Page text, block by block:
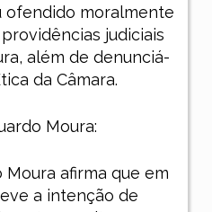
ofendido moralmente
judiciais
além de denunciá-
da Câmara.
Moura:
afirma que em
a intenção de